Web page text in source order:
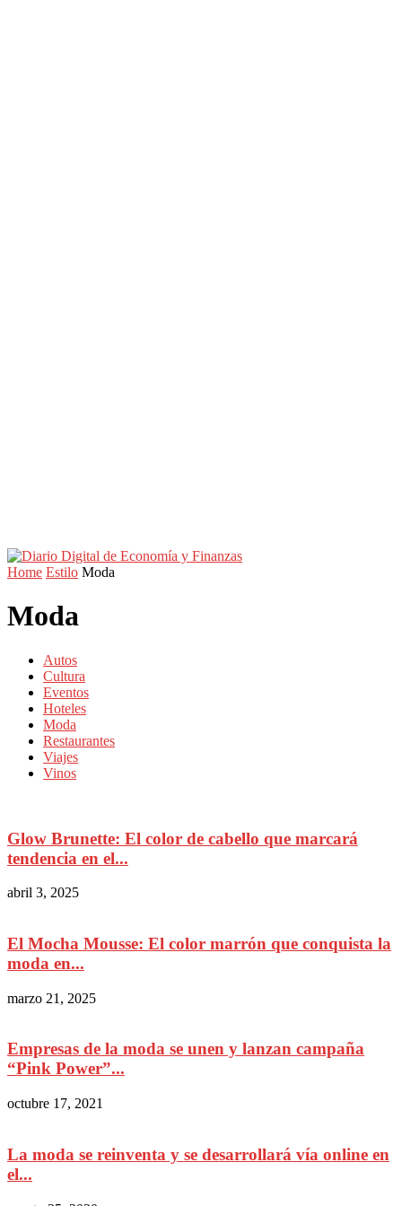
Home Estilo Moda
Moda
Autos
Cultura
Eventos
Hoteles
Moda
Restaurantes
Viajes
Vinos
Glow Brunette: El color de cabello que marcará
tendencia en el...
abril 3, 2025
El Mocha Mousse: El color marrón que conquista la
moda en...
marzo 21, 2025
Empresas de la moda se unen y lanzan campaña
“Pink Power”...
octubre 17, 2021
La moda se reinventa y se desarrollará vía online en
el...